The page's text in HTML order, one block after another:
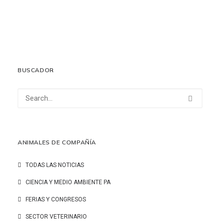
BUSCADOR
ANIMALES DE COMPAÑÍA
TODAS LAS NOTICIAS
CIENCIA Y MEDIO AMBIENTE PA
FERIAS Y CONGRESOS
SECTOR VETERINARIO